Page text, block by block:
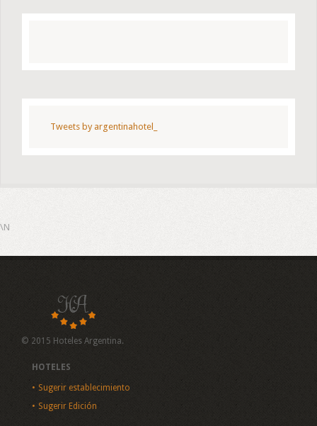
Tweets by argentinahotel_
\N
© 2015 Hoteles Argentina.
HOTELES
Sugerir establecimiento
Sugerir Edición